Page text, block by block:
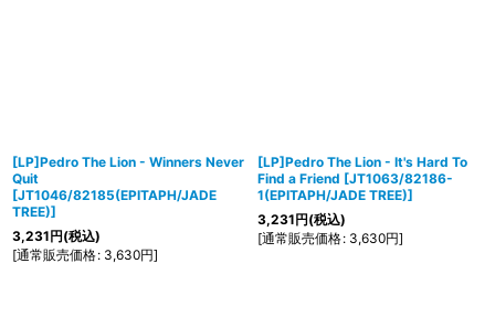
[LP]Pedro The Lion - Winners Never
Quit
[JT1046/82185(EPITAPH/JADE
TREE)]
3,231円(税込)
[通常販売価格: 3,630円]
[LP]Pedro The Lion - It's Hard To
Find a Friend [JT1063/82186-
1(EPITAPH/JADE TREE)]
3,231円(税込)
[通常販売価格: 3,630円]